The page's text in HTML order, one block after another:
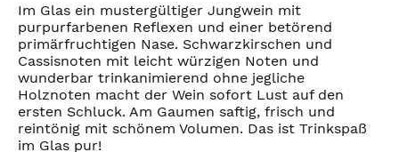
Im Glas ein mustergültiger Jungwein mit
purpurfarbenen Reflexen und einer betörend
primärfruchtigen Nase. Schwarzkirschen und
Cassisnoten mit leicht würzigen Noten und
wunderbar trinkanimierend ohne jegliche
Holznoten macht der Wein sofort Lust auf den
ersten Schluck. Am Gaumen saftig, frisch und
reintönig mit schönem Volumen. Das ist Trinkspaß
im Glas pur!